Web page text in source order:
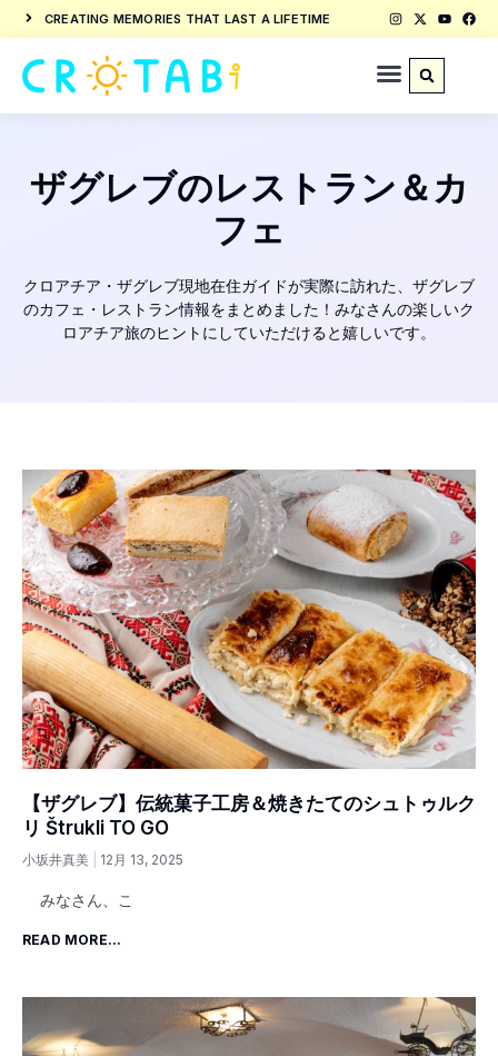
CREATING MEMORIES THAT LAST A LIFETIME
ザグレブのレストラン＆カ
フェ
クロアチア・ザグレブ現地在住ガイドが実際に訪れた、ザグレブ
のカフェ・レストラン情報をまとめました！みなさんの楽しいク
ロアチア旅のヒントにしていただけると嬉しいです。
【ザグレブ】伝統菓子工房＆焼きたてのシュトゥルク
リ Štrukli TO GO
小坂井真美 12月 13, 2025
みなさん、こ
READ MORE...